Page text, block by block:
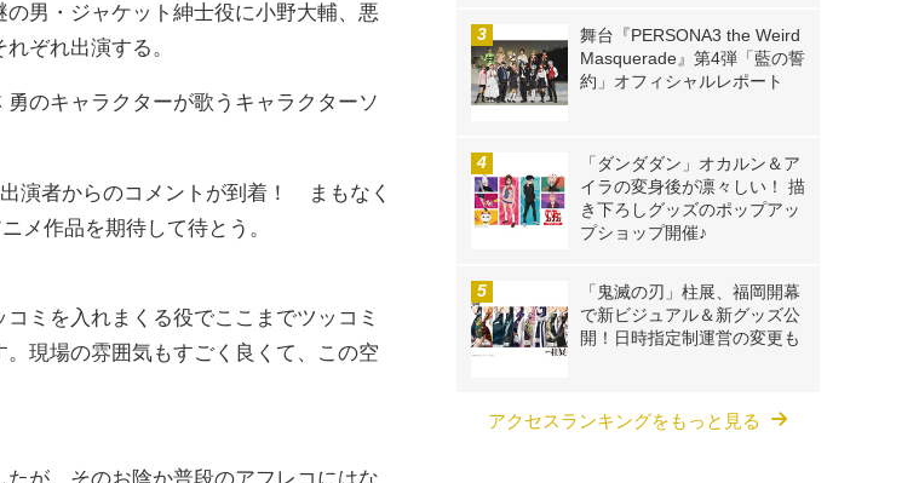
男・ジャケット紳士役に小野大輔、悪
ぞれ出演する。
のキャラクターが歌うキャラクターソ
演者からのコメントが到着！ まもなく
メ作品を期待して待とう。
ミを入れまくる役でここまでツッコミ
現場の雰囲気もすごく良くて、この空
が、そのお陰か普段のアフレコにはな
舞台『PERSONA3 the Weird
Masquerade』第4弾「藍の誓
約」オフィシャルレポート
「ダンダダン」オカルン＆ア
イラの変身後が凛々しい！ 描
き下ろしグッズのポップアッ
プショップ開催♪
「鬼滅の刃」柱展、福岡開幕
で新ビジュアル＆新グッズ公
開！日時指定制運営の変更も
アクセスランキングをもっと見る